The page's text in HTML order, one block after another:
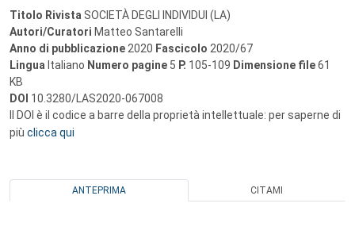
Titolo Rivista SOCIETÀ DEGLI INDIVIDUI (LA)
Autori/Curatori Matteo Santarelli
Anno di pubblicazione 2020 Fascicolo 2020/67
Lingua Italiano Numero pagine 5 P. 105-109 Dimensione file61
KB
DOI 10.3280/LAS2020-067008
Il DOI è il codice a barre della proprietà intellettuale: per saperne di
più clicca qui
ANTEPRIMA CITAMI